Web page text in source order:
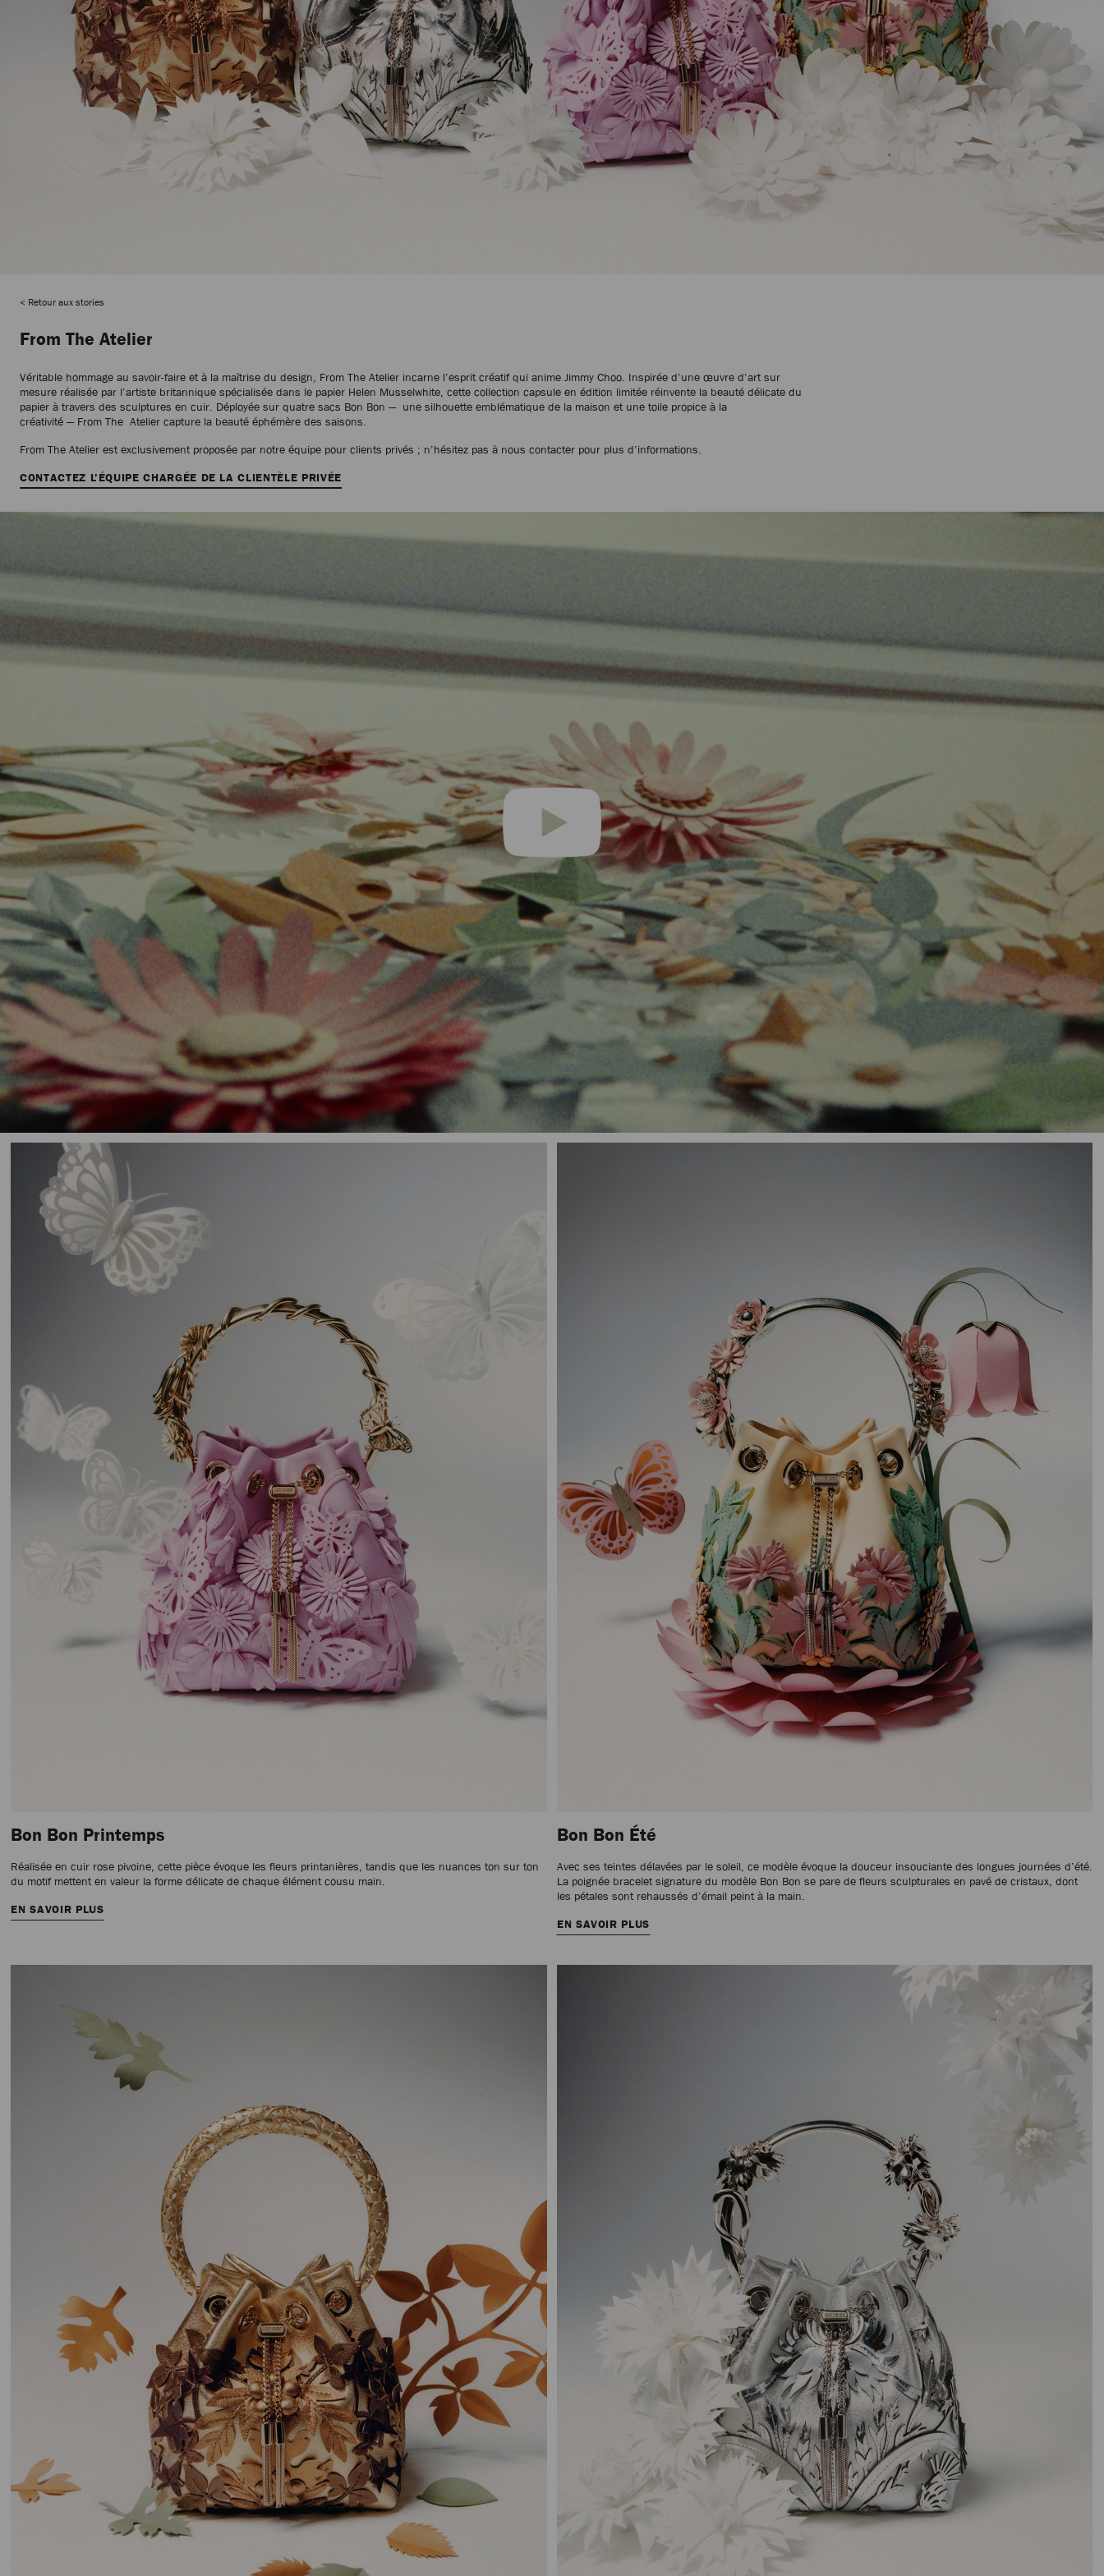
Retour aux stories
From The Atelier
Véritable hommage au savoir-faire et à la maîtrise du design, From The Atelier incarne l’esprit créatif qui anime Jimmy Choo. Inspirée d’une œuvre d’art sur
mesure réalisée par l’artiste britannique spécialisée dans le papier Helen Musselwhite, cette collection capsule en édition limitée réinvente la beauté délicate du
papier à travers des sculptures en cuir. Déployée sur quatre sacs Bon Bon — une silhouette emblématique de la maison et une toile propice à la
créativité — From The Atelier capture la beauté éphémère des saisons.
From The Atelier est exclusivement proposée par notre équipe pour clients privés ; n’hésitez pas à nous contacter pour plus d’informations.
CONTACTEZ L’ÉQUIPE CHARGÉE DE LA CLIENTÈLE PRIVÉE
Bon Bon Printemps
Réalisée en cuir rose pivoine, cette pièce évoque les fleurs printanières, tandis que les nuances ton sur ton
du motif mettent en valeur la forme délicate de chaque élément cousu main.
EN SAVOIR PLUS
Bon Bon Été
Avec ses teintes délavées par le soleil, ce modèle évoque la douceur insouciante des longues journées d’été.
La poignée bracelet signature du modèle Bon Bon se pare de fleurs sculpturales en pavé de cristaux, dont
les pétales sont rehaussés d’émail peint à la main.
EN SAVOIR PLUS